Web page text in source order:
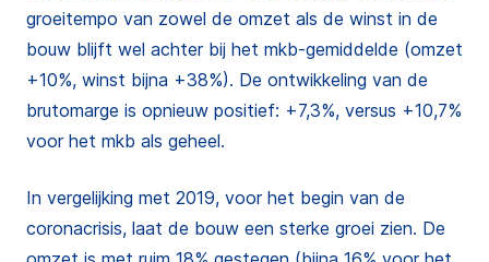
groeitempo van zowel de omzet als de winst in de
bouw blijft wel achter bij het mkb-gemiddelde (omzet
+10%, winst bijna +38%). De ontwikkeling van de
brutomarge is opnieuw positief: +7,3%, versus +10,7%
voor het mkb als geheel.
In vergelijking met 2019, voor het begin van de
coronacrisis, laat de bouw een sterke groei zien. De